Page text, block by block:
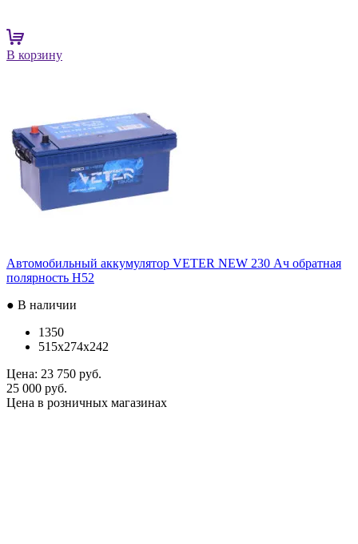
В корзину
Автомобильный аккумулятор VETER NEW 230 Ач обратная
полярность H52
● В наличии
1350
515x274x242
Цена: 23 750 руб.
25 000 руб.
Цена в розничных магазинах